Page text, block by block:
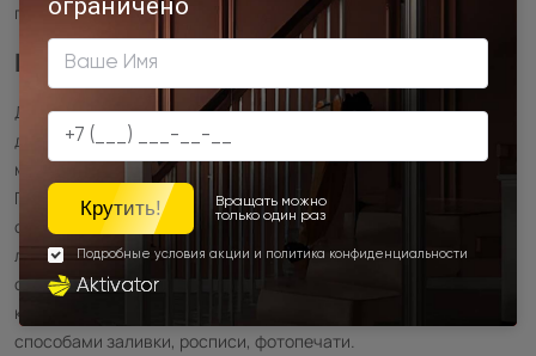
гарантия.
Виды витражного стекла
Для остекления дверных полотен мы используем прочный
дуплекс и триплекс. Витраж с оригинальной композицией
может быть выполнен в техниках фьюзинг и «Тиффани».
Первый вариант предусматривает рисунок
созданный с эффектом размытия. Второй – узоры с четкими
линиями контуров. Двери более доступного ценового
сегмента изготавливаются с витражным остеклением,
которое декорируется пленкой с имитацией «Тиффани»,
способами заливки, росписи, фотопечати.